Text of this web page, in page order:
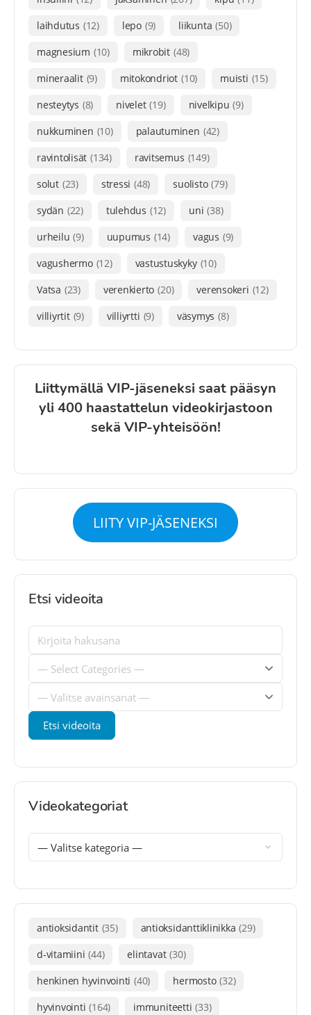
laihdutus (12) lepo (9) liikunta (50)
magnesium (10) mikrobit (48)
mineraalit (9) mitokondriot (10) muisti (15)
nesteytys (8) nivelet (19) nivelkipu (9)
nukkuminen (10) palautuminen (42)
ravintolisät (134) ravitsemus (149)
solut (23) stressi (48) suolisto (79)
sydän (22) tulehdus (12) uni (38)
urheilu (9) uupumus (14) vagus (9)
vagushermo (12) vastustuskyky (10)
Vatsa (23) verenkierto (20) verensokeri (12)
villiyrtit (9) villiyrtti (9) väsymys (8)
Liittymällä VIP-jäseneksi saat pääsyn
yli 400 haastattelun videokirjastoon
sekä VIP-yhteisöön!
LIITY VIP-JÄSENEKSI
Etsi videoita
Videokategoriat
antioksidantit (35) antioksidanttiklinikka (29)
d-vitamiini (44) elintavat (30)
henkinen hyvinvointi (40) hermosto (32)
hyvinvointi (164) immuniteetti (33)